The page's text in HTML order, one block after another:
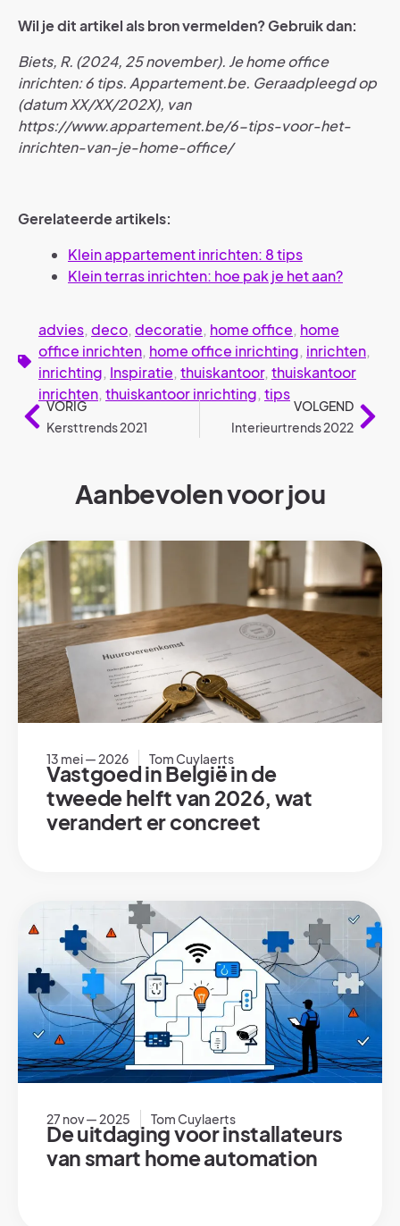
Wil je dit artikel als bron vermelden? Gebruik dan:
Biets, R. (2024, 25 november). Je home office
inrichten: 6 tips. Appartement.be. Geraadpleegd op
(datum XX/XX/202X), van
https://www.appartement.be/6-tips-voor-het-
inrichten-van-je-home-office/
Gerelateerde artikels:
Klein appartement inrichten: 8 tips
Klein terras inrichten: hoe pak je het aan?
advies, deco, decoratie, home office, home
office inrichten, home office inrichting, inrichten,
inrichting, Inspiratie, thuiskantoor, thuiskantoor
inrichten, thuiskantoor inrichting, tips
VORIG
Kersttrends 2021
VOLGEND
Interieurtrends 2022
Aanbevolen voor jou
13 mei — 2026 Tom Cuylaerts
Vastgoed in België in de
tweede helft van 2026, wat
verandert er concreet
27 nov — 2025 Tom Cuylaerts
De uitdaging voor installateurs
van smart home automation